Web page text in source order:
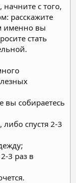
с того,
расскажите
именно вы
стать
собираетесь
спустя 2-3
3 раз в